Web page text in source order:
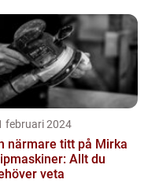
februari 2024
närmare titt på Mirka
Allt du
veta